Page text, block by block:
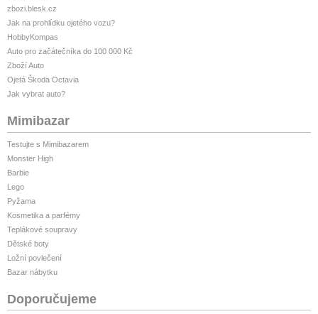
zbozi.blesk.cz
Jak na prohlídku ojetého vozu?
HobbyKompas
Auto pro začátečníka do 100 000 Kč
Zboží Auto
Ojetá Škoda Octavia
Jak vybrat auto?
Mimibazar
Testujte s Mimibazarem
Monster High
Barbie
Lego
Pyžama
Kosmetika a parfémy
Teplákové soupravy
Dětské boty
Ložní povlečení
Bazar nábytku
Doporučujeme